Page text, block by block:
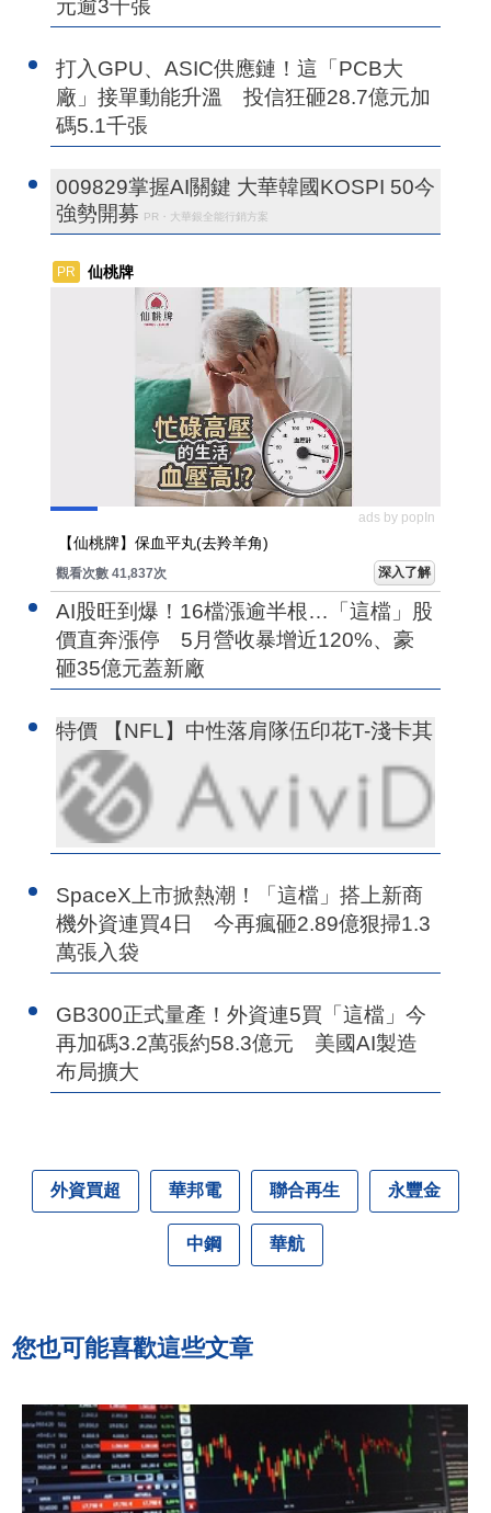
元逾3千張
打入GPU、ASIC供應鏈！這「PCB大
廠」接單動能升溫 投信狂砸28.7億元加
碼5.1千張
009829掌握AI關鍵 大華韓國KOSPI 50今
強勢開募 PR・大華銀全能行銷方案
PR 仙桃牌
ads by popIn
【仙桃牌】保血平丸(去羚羊角)
觀看次數 41,837次 深入了解
AI股旺到爆！16檔漲逾半根…「這檔」股
價直奔漲停 5月營收暴增近120%、豪
砸35億元蓋新廠
特價 【NFL】中性落肩隊伍印花T-淺卡其
SpaceX上市掀熱潮！「這檔」搭上新商
機外資連買4日 今再瘋砸2.89億狠掃1.3
萬張入袋
GB300正式量產！外資連5買「這檔」今
再加碼3.2萬張約58.3億元 美國AI製造
布局擴大
外資買超 華邦電 聯合再生 永豐金
中鋼 華航
您也可能喜歡這些文章